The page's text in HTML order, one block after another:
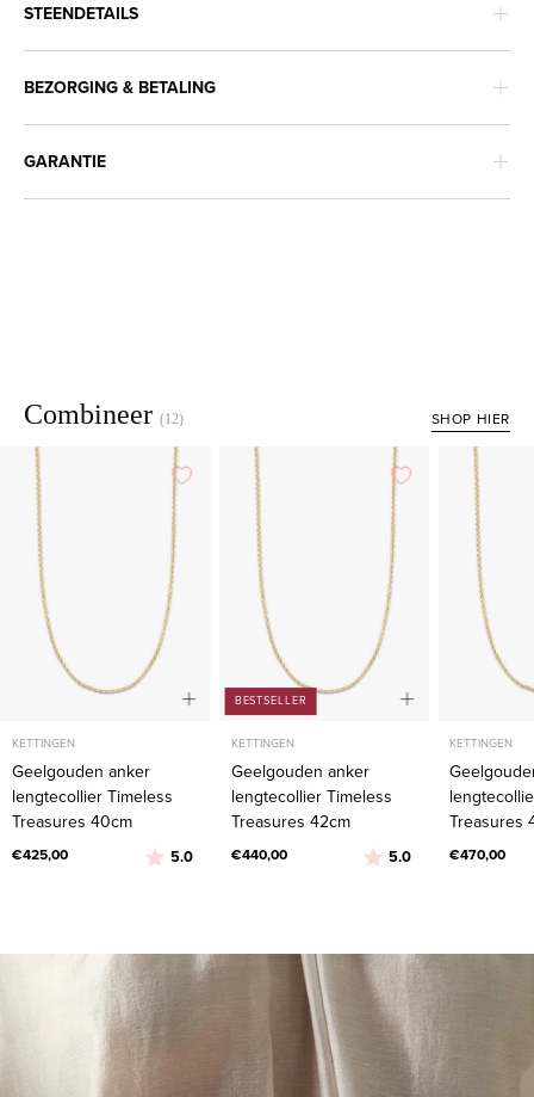
STEENDETAILS
BEZORGING & BETALING
GARANTIE
Combineer (12) SHOP HIER
Geelgouden
lengtecollier
Timeless
Treasures
KETTINGEN
Geelgouden anker
lengtecollier Timeless
Treasures 40cm
€425,00 Beoordeling:
5.0uit 5 sterren
Geelgouden
lengtecollier
Timeless
Treasures
BESTSELLER
KETTINGEN
Geelgouden anker
lengtecollier Timeless
Treasures 42cm
€440,00 Beoordeling:
5.0 uit 5 sterren
KETTINGEN
Treasures
€470,00